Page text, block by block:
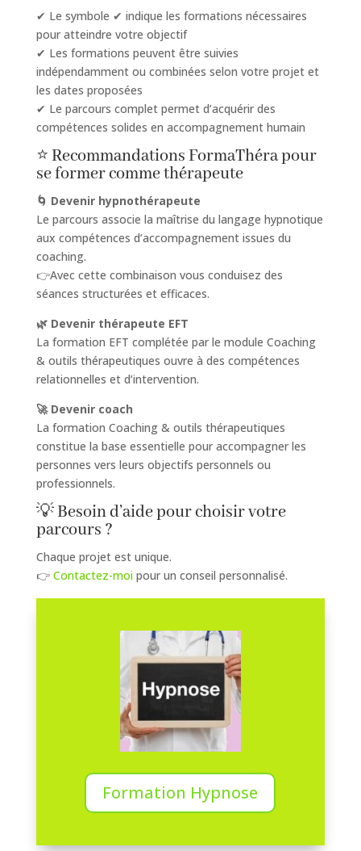
✔ Le symbole ✔ indique les formations nécessaires
pour atteindre votre objectif
✔ Les formations peuvent être suivies
indépendamment ou combinées selon votre projet et
les dates proposées
✔ Le parcours complet permet d’acquérir des
compétences solides en accompagnement humain
⭐ Recommandations FormaThéra pour
se former comme thérapeute
🌀 Devenir hypnothérapeute
Le parcours associe la maîtrise du langage hypnotique
aux compétences d’accompagnement issues du
coaching.
👉Avec cette combinaison vous conduisez des
séances structurées et efficaces.
🌿 Devenir thérapeute EFT
La formation EFT complétée par le module Coaching
& outils thérapeutiques ouvre à des compétences
relationnelles et d’intervention.
🚀 Devenir coach
La formation Coaching & outils thérapeutiques
constitue la base essentielle pour accompagner les
personnes vers leurs objectifs personnels ou
professionnels.
💡 Besoin d’aide pour choisir votre
parcours ?
Chaque projet est unique.
👉 Contactez-moipour un conseil personnalisé.
Formation Hypnose